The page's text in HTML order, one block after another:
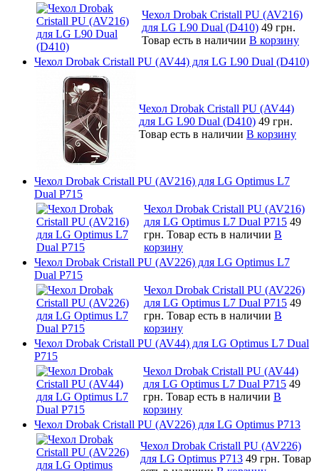
Чехол Drobak Cristall PU (AV216)
для LG L90 Dual (D410) 49 грн.
Товар есть в наличии В корзину
Чехол Drobak Cristall PU (AV44) для LG L90 Dual (D410)
Чехол Drobak Cristall PU (AV44)
для LG L90 Dual (D410) 49 грн.
Товар есть в наличии В корзину
Чехол Drobak Cristall PU (AV216) для LG Optimus L7
Dual P715
Чехол Drobak Cristall PU (AV216)
для LG Optimus L7 Dual P715 49
грн. Товар есть в наличии В
корзину
Чехол Drobak Cristall PU (AV226) для LG Optimus L7
Dual P715
Чехол Drobak Cristall PU (AV226)
для LG Optimus L7 Dual P715 49
грн. Товар есть в наличии В
корзину
Чехол Drobak Cristall PU (AV44) для LG Optimus L7 Dual
P715
Чехол Drobak Cristall PU (AV44)
для LG Optimus L7 Dual P715 49
грн. Товар есть в наличии В
корзину
Чехол Drobak Cristall PU (AV226) для LG Optimus P713
Чехол Drobak Cristall PU (AV226)
для LG Optimus P713 49 грн. Товар